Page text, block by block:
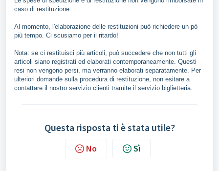
caso di restituzione.
Al momento, l'elaborazione delle restituzioni può richiedere un pò
più tempo. Ci scusiamo per il ritardo!
Nota: se ci restituisci più articoli, può succedere che non tutti gli
articoli siano registrati ed elaborati contemporaneamente. Questi
resi non vengono persi, ma verranno elaborati separatamente. Per
ulteriori domande sulla procedura di restituzione, non esitare a
contattare il nostro servizio clienti tramite il servizio biglietteria.
Questa risposta ti è stata utile?
No Sì